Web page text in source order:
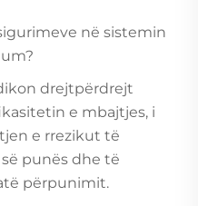
në sistemin
drejtpërdrejt
e mbajtjes, i
e rrezikut të
punës dhe të
përpunimit.